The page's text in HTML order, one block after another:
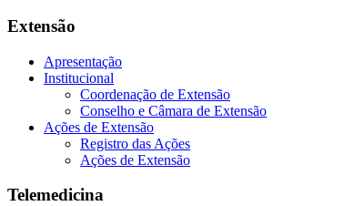
Extensão
Apresentação
Institucional
Coordenação de Extensão
Conselho e Câmara de Extensão
Ações de Extensão
Registro das Ações
Ações de Extensão
Telemedicina